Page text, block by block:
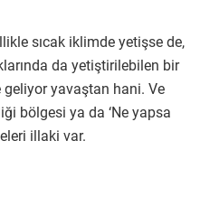
sıcak iklimde yetişse de,
da yetiştirilebilen bir
yavaştan hani. Ve
bölgesi ya da ‘Ne yapsa
illaki var.